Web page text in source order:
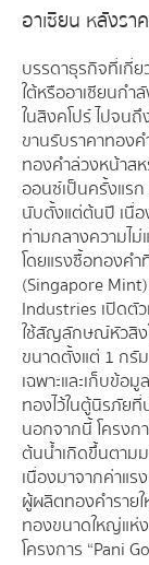
อาเซียน หลังร
บรรดาธุรกิจที่เกี่
ใต้หรืออาเซียนกำ
ในสิงคโปร์ ไปจน
ขานรับราคาทอ
ทองคำล่วงหน้าส
ออนซ์เป็นครั้งแร
นับตั้งแต่ต้นปี เนื่
ท่ามกลางความไ
โดยแรงซื้อทองค
(Singapore
Industries เปิดตั
ใช้สัญลักษณ์หัวสิง
ขนาดตั้งแต่ 1 กรั
เฉพาะและเก็บข้อ
ทองไว้ในตู้นิรภัย
นอกจากนี้ โครงก
ต้นน้ำเกิดขึ้นตาม
เนื่องมาจากค่าแร
ผู้ผลิตทองคำราย
ทองขนาดใหญ่แห่
โครงการ “Pani